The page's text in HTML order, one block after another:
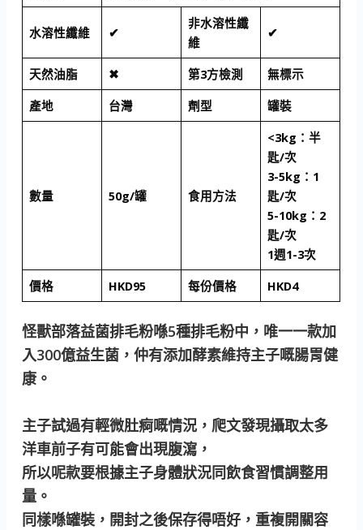
水溶性纖維 ✔
非水溶性纖
維
✔
天然油脂 ✖ 第3方檢測
無標示
產地
台灣 劑型 罐裝
數量 50g/罐 食用方法
<3kg：半
匙/次
3-5kg：1
匙/次
5-10kg：2
匙/次
1週1-3次
價格
HKD95 每份價格 HKD4
怪獸部落益菌排毛粉喺5種排毛粉中，唯一一款加
入300億益生菌，仲有添加酵素維持主子嘅腸胃健
康。
主子試過有輕微肚痾嘅情況，爬文發現攝取太多
洋車前子有可能會出現腹瀉，
所以呢款要根據主子身體狀況同飲食習慣調整用
量。
同樣喺罐裝，開封之後保存得唔好，重複開關容